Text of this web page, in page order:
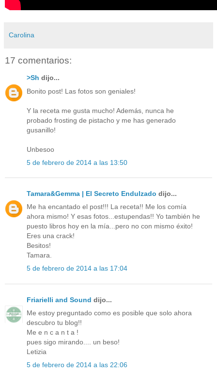
Carolina
17 comentarios:
>Sh dijo...
Bonito post! Las fotos son geniales!
Y la receta me gusta mucho! Además, nunca he
probado frosting de pistacho y me has generado
gusanillo!
Unbesoo
5 de febrero de 2014 a las 13:50
Tamara&Gemma | El Secreto Endulzado dijo...
Me ha encantado el post!!! La receta!! Me los comía
ahora mismo! Y esas fotos...estupendas!! Yo también he
puesto libros hoy en la mía...pero no con mismo éxito!
Eres una crack!
Besitos!
Tamara.
5 de febrero de 2014 a las 17:04
Friarielli and Sound dijo...
Me estoy preguntado como es posible que solo ahora
descubro tu blog!!
Me e n c a n t a !
pues sigo mirando.... un beso!
Letizia
5 de febrero de 2014 a las 22:06